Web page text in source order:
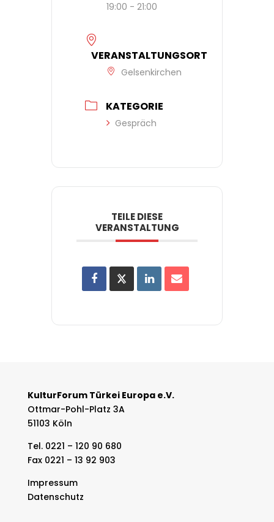
19:00 - 21:00
VERANSTALTUNGSORT
Gelsenkirchen
KATEGORIE
Gespräch
TEILE DIESE
VERANSTALTUNG
KulturForum Türkei Europa e.V.
Ottmar-Pohl-Platz 3A
51103 Köln
Tel. 0221 – 120 90 680
Fax 0221 – 13 92 903
Impressum
Datenschutz